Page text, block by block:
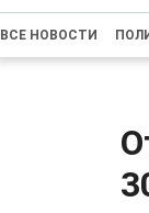
ВСЕ НОВОСТИ